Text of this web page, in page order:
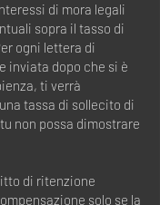
di mora legali
sopra il tasso di
ogni lettera di
inviata dopo che si è
ti verrà
tassa di sollecito di
non possa dimostrare
di ritenzione
solo se la